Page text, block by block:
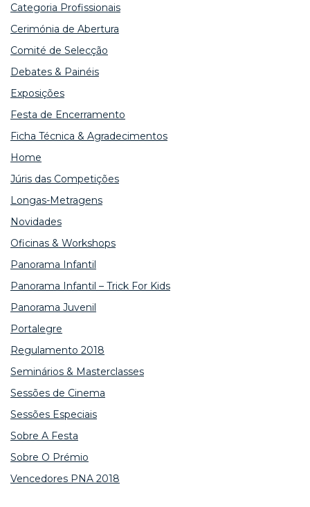
Categoria Profissionais
Cerimónia de Abertura
Comité de Selecção
Debates & Painéis
Exposições
Festa de Encerramento
Ficha Técnica & Agradecimentos
Home
Júris das Competições
Longas-Metragens
Novidades
Oficinas & Workshops
Panorama Infantil
Panorama Infantil – Trick For Kids
Panorama Juvenil
Portalegre
Regulamento 2018
Seminários & Masterclasses
Sessões de Cinema
Sessões Especiais
Sobre A Festa
Sobre O Prémio
Vencedores PNA 2018